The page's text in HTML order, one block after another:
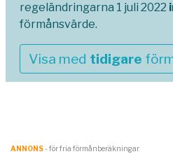
regeländringarna 1 juli 2022
förmånsvärde.
Visa med tidigare
ANNONS- för fria förmånberäkningar